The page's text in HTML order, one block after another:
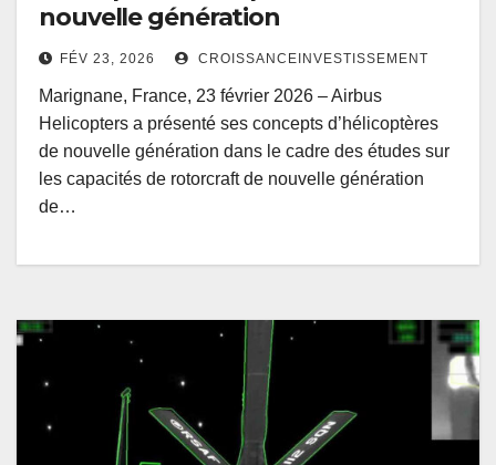
nouvelle génération
FÉV 23, 2026 CROISSANCEINVESTISSEMENT
Marignane, France, 23 février 2026 – Airbus
Helicopters a présenté ses concepts d’hélicoptères
de nouvelle génération dans le cadre des études sur
les capacités de rotorcraft de nouvelle génération
de…